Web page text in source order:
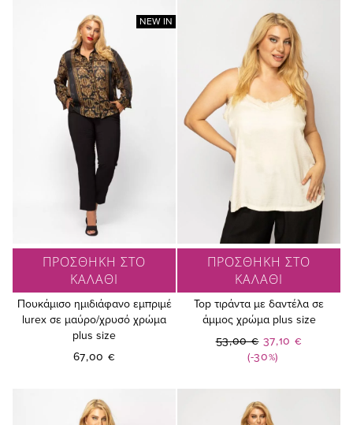
NEW IN
ΠΡΟΣΘΗΚΗ ΣΤΟ
ΚΑΛΑΘΙ
Πουκάμισο ημιδιάφανο εμπριμέ
lurex σε μαύρο/χρυσό χρώμα
plus size
67,00 €
ΠΡΟΣΘΗΚΗ ΣΤΟ
ΚΑΛΑΘΙ
Top τιράντα με δαντέλα σε
άμμος χρώμα plus size
(-30%)
Ειδική
Τιμή
37,10 €
53,00 €